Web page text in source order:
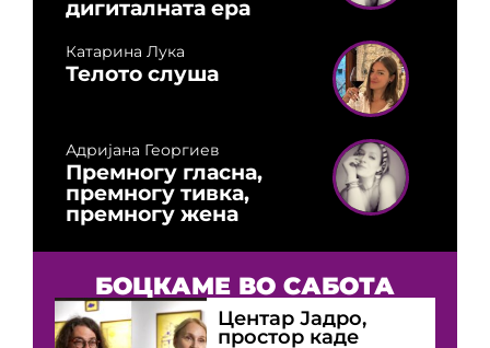
дигиталната ера
Катарина Лука
Телото слуша
Адријана Георгиев
Премногу гласна,
премногу тивка,
премногу жена
БОЦКАМЕ ВО САБОТА
Центар Јадро,
простор каде